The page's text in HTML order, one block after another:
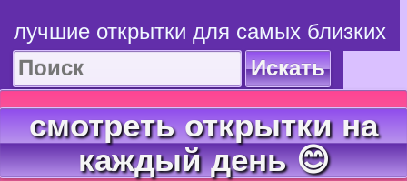
лучшие открытки для самых близких
Искать
смотреть открытки на
каждый день 😊